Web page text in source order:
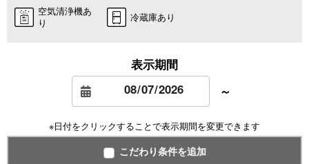
空気清浄機あ
り
冷蔵庫あり
表示期間
～
※日付をクリックすることで表示期間を変更できます
こだわり条件を追加